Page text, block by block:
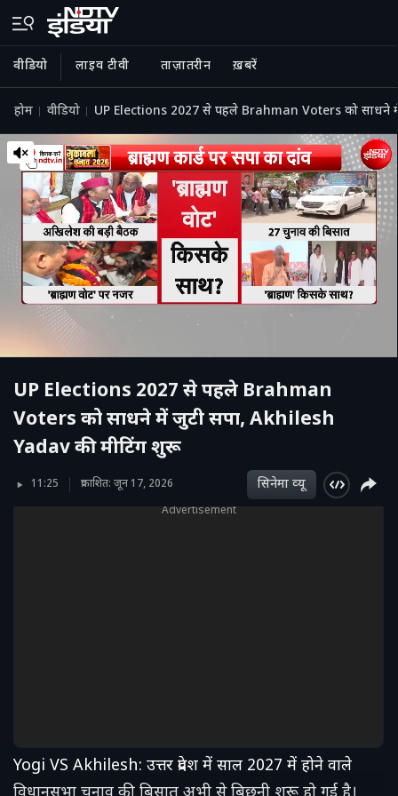
वीडियो लाइव टीवी ताज़ातरीन ख़बरें
होम वीडियो UP Elections 2027 से पहले Brahman Voters को साधने
UP Elections 2027 से पहले Brahman
Voters को साधने में जुटी सपा, Akhilesh
Yadav की मीटिंग शुरू
11:25 प्रकाशित: जून 17, 2026 सिनेमा व्‍यू
Advertisement
Yogi VS Akhilesh: उत्तर प्रदेश में साल 2027 में होने वाले